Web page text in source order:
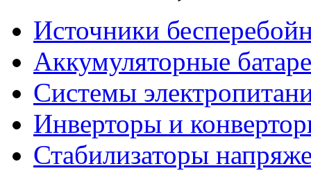
Источники
Аккумуляторные
Системы
Инверторы и
Стабилизаторы